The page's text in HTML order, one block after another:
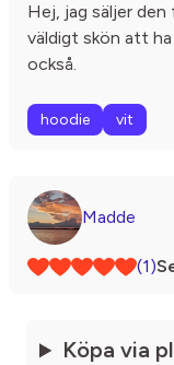
Hej, jag säljer
väldigt skön att ha
också.
hoodie vit
Madde
(1)
Köpa via